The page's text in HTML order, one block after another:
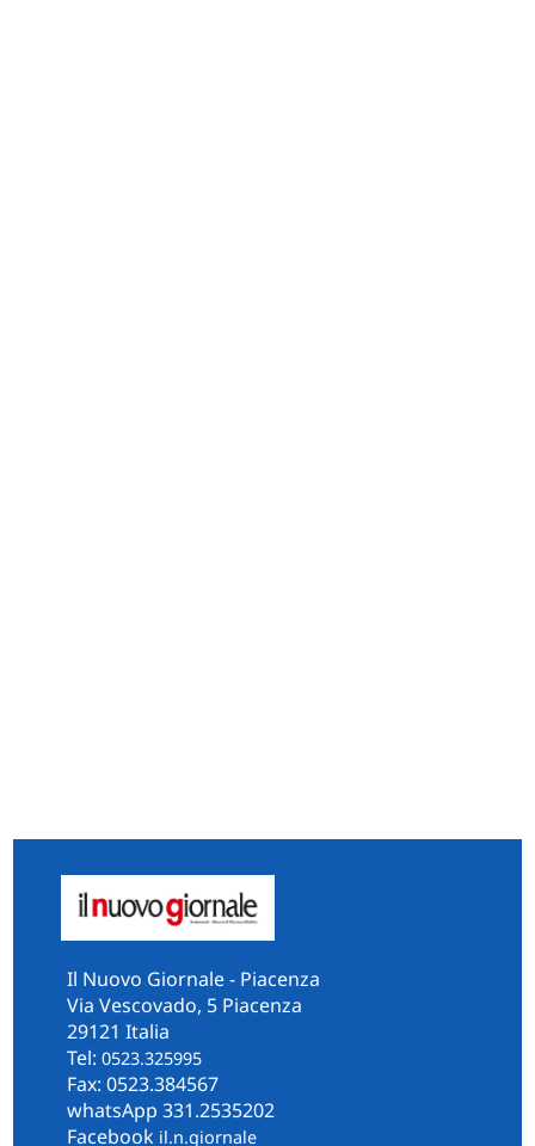
Il Nuovo Giornale - Piacenza
Via Vescovado, 5 Piacenza
29121 Italia
Tel: 0523.325995
Fax: 0523.384567
whatsApp 331.2535202
Facebook il.n.giornale